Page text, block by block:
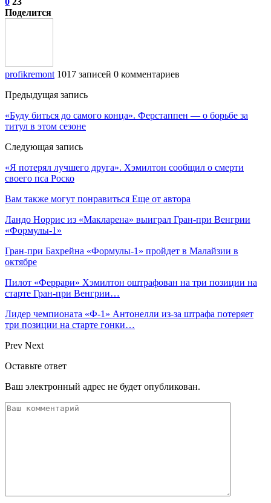
Поделится
profikremont 1017 записей 0 комментариев
Предыдущая запись
«Буду биться до самого конца». Ферстаппен — о борьбе за
титул в этом сезоне
Следующая запись
«Я потерял лучшего друга». Хэмилтон сообщил о смерти
своего пса Роско
Вам также могут понравиться Еще от автора
Ландо Норрис из «Макларена» выиграл Гран‑при Венгрии
«Формулы‑1»
Гран‑при Бахрейна «Формулы‑1» пройдет в Малайзии в
октябре
Пилот «Феррари» Хэмилтон оштрафован на три позиции на
старте Гран‑при Венгрии…
Лидер чемпионата «Ф‑1» Антонелли из‑за штрафа потеряет
три позиции на старте гонки…
Prev Next
Оставьте ответ
Ваш электронный адрес не будет опубликован.